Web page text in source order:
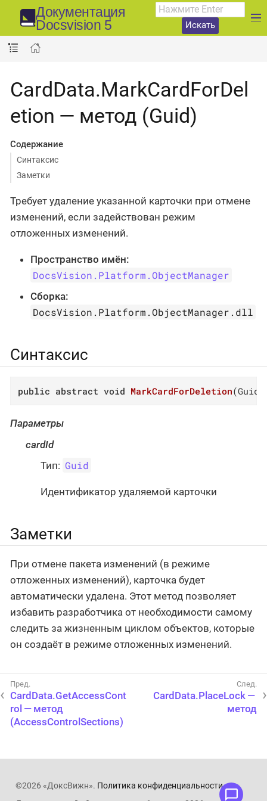
Документация
Docsvision 5
Искать
CardData.MarkCardForDel
etion — метод (Guid)
Содержание
Синтаксис
Заметки
Требует удаление указанной карточки при отмене
изменений, если задействован режим
отложенных изменений.
Пространство имён:
DocsVision.Platform.ObjectManager
Сборка:
DocsVision.Platform.ObjectManager.dll
Синтаксис
public abstract void MarkCardForDeletion(Guid
Параметры
cardId
Тип: Guid
Идентификатор удаляемой карточки
Заметки
При отмене пакета изменений (в режиме
отложенных изменений), карточка будет
автоматически удалена. Этот метод позволяет
избавить разработчика от необходимости самому
следить за жизненным циклом объектов, которые
он создаёт в режиме отложенных изменений.
CardData.GetAccessCont
rol — метод
(AccessControlSections)
CardData.PlaceLock —
метод
©2026 «ДоксВижн». Политика конфиденциальности.